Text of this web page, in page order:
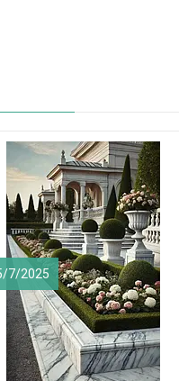
7/2025